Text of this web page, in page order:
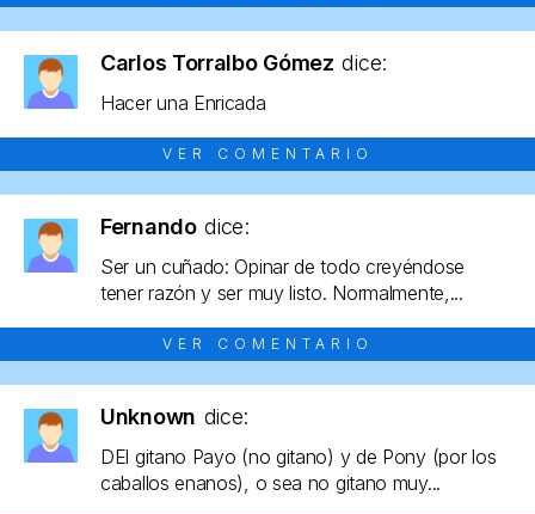
Carlos Torralbo Gómez dice:
Hacer una Enricada
VER COMENTARIO
Fernando dice:
Ser un cuñado: Opinar de todo creyéndose
tener razón y ser muy listo. Normalmente,...
VER COMENTARIO
Unknown dice:
DEl gitano Payo (no gitano) y de Pony (por los
caballos enanos), o sea no gitano muy...